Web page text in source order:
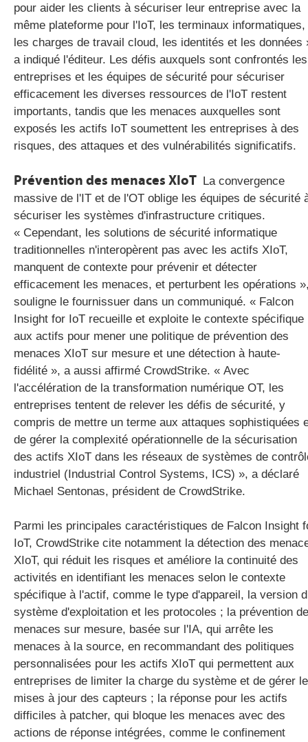
pour aider les clients à sécuriser leur entreprise avec la
même plateforme pour l'IoT, les terminaux informatiques,
les charges de travail cloud, les identités et les données
a indiqué l'éditeur. Les défis auxquels sont confrontés les
entreprises et les équipes de sécurité pour sécuriser
efficacement les diverses ressources de l'IoT restent
importants, tandis que les menaces auxquelles sont
exposés les actifs IoT soumettent les entreprises à des
risques, des attaques et des vulnérabilités significatifs.
Prévention des menaces XIoT La convergence
massive de l'IT et de l'OT oblige les équipes de sécurité
sécuriser les systèmes d'infrastructure critiques.
« Cependant, les solutions de sécurité informatique
traditionnelles n'interopèrent pas avec les actifs XIoT,
manquent de contexte pour prévenir et détecter
efficacement les menaces, et perturbent les opérations
souligne le fournissuer dans un communiqué. « Falcon
Insight for IoT recueille et exploite le contexte spécifique
aux actifs pour mener une politique de prévention des
menaces XIoT sur mesure et une détection à haute-
fidélité », a aussi affirmé CrowdStrike. « Avec
l'accélération de la transformation numérique OT, les
entreprises tentent de relever les défis de sécurité, y
compris de mettre un terme aux attaques sophistiquées
de gérer la complexité opérationnelle de la sécurisation
des actifs XIoT dans les réseaux de systèmes de
industriel (Industrial Control Systems, ICS) », a déclaré
Michael Sentonas, président de CrowdStrike.
Parmi les principales caractéristiques de Falcon Insight
IoT, CrowdStrike cite notamment la détection des
XIoT, qui réduit les risques et améliore la continuité des
activités en identifiant les menaces selon le contexte
spécifique à l'actif, comme le type d'appareil, la version
système d'exploitation et les protocoles ; la prévention
menaces sur mesure, basée sur l'IA, qui arrête les
menaces à la source, en recommandant des politiques
personnalisées pour les actifs XIoT qui permettent aux
entreprises de limiter la charge du système et de gérer
mises à jour des capteurs ; la réponse pour les actifs
difficiles à patcher, qui bloque les menaces avec des
actions de réponse intégrées, comme le confinement